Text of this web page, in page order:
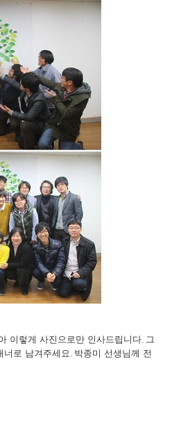
이렇게 사진으로만 인사드립니다. 그
로 남겨주세요. 박종미 선생님께 전